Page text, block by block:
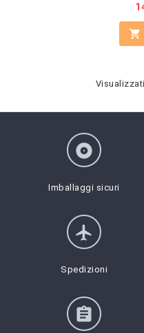

album
Imballaggi sicuri
flight
Spedizioni
assignment